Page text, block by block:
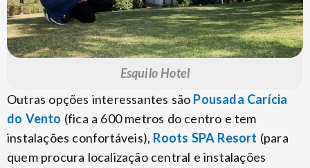
Esquilo Hotel
Outras opções interessantes são Pousada Carícia
do Vento (fica a 600 metros do centro e tem
instalações confortáveis), Roots SPA Resort (para
quem procura localização central e instalações